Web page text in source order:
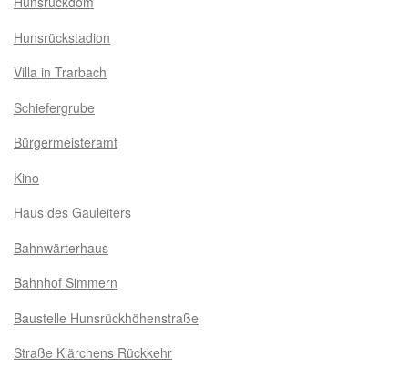
Hunsrückstadion
Villa in Trarbach
Schiefergrube
Bürgermeisteramt
Kino
Haus des Gauleiters
Bahnwärterhaus
Bahnhof Simmern
Baustelle Hunsrückhöhenstraße
Straße Klärchens Rückkehr